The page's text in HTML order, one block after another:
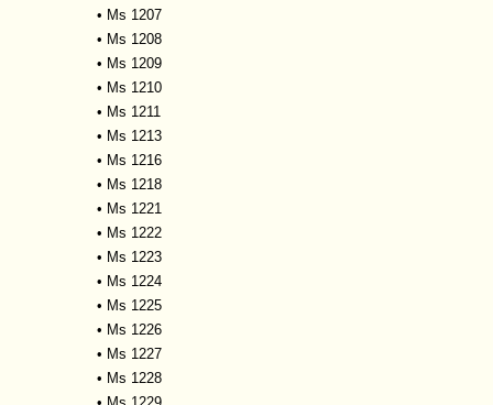
• Ms 1207
• Ms 1208
• Ms 1209
• Ms 1210
• Ms 1211
• Ms 1213
• Ms 1216
• Ms 1218
• Ms 1221
• Ms 1222
• Ms 1223
• Ms 1224
• Ms 1225
• Ms 1226
• Ms 1227
• Ms 1228